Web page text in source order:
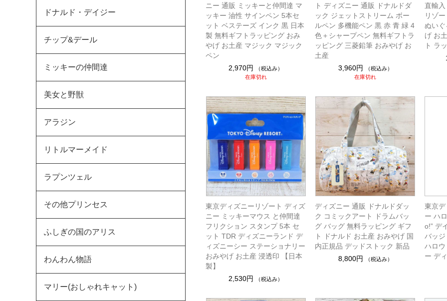
ニー 通販 ミッキーと仲間達 マ
ッキー 油性 サインペン 5本セ
ット ベステーズ インク 黒 日本
製 無料ギフトラッピング おみ
やげ お土産 マジック マジック
ペン
2,970円
（税込み）
在庫切れ
ト ディズニー 通販 ドナルドダ
ック ジェットストリーム ボー
ルペン 多機能ペン 黒 赤 青 緑 4
色＋シャープペン 無料ギフトラ
ッピング 三菱鉛筆 おみやげ お
土産
3,960円
（税込み）
在庫切れ
直輸
リゾ
ぬい
げ お
ト ラ
東京ディズニーリゾート ディズ
ニー ミッキーマウス と仲間達
フリクション スタンプ 5本 セ
ット TDR ディズニーランド デ
ィズニーシー ステーショナリー
おみやげ お土産 浸透印 【日本
製】
2,530円
（税込み）
ディズニー 通販 ドナルドダッ
ク コミックアート ドラムバッ
グ バッグ 無料ラッピング ギフ
ト ドナルド お土産 おみやげ 国
内正規品 デッドストック 新品
8,800円
（税込み）
東京
ー ハ
o!” デ
バッ
ハロ
ー デ
ドナルド・デイジー
チップ&デール
ミッキーの仲間達
美女と野獣
アラジン
リトルマーメイド
ラプンツェル
その他プリンセス
ふしぎの国のアリス
わんわん物語
マリー(おしゃれキャット)